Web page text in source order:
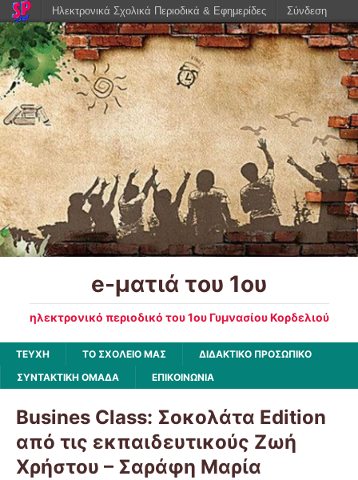
e-ματιά του 1ου
ηλεκτρονικό περιοδικό του 1ου Γυμνασίου Κορδελιού
ΤΕΥΧΗ ΤΟ ΣΧΟΛΕΙΟ ΜΑΣ
ΔΙΔΑΚΤΙΚΟ ΠΡΟΣΩΠΙΚΟ
ΣΥΝΤΑΚΤΙΚΗ ΟΜΑΔΑ
ΕΠΙΚΟΙΝΩΝΙΑ
Busines Class: Σοκολάτα Edition
από τις εκπαιδευτικούς Ζωή
Χρήστου – Σαράφη Μαρία
Ηλεκτρονικά Σχολικά Περιοδικά & Εφημερίδες Σύνδεση